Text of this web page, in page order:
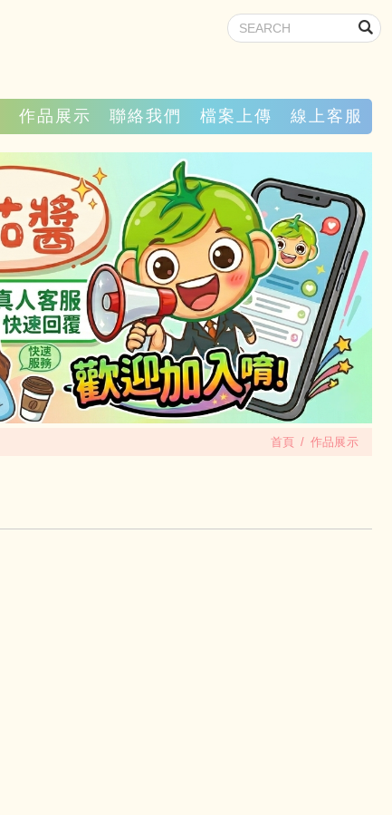
作品展示 聯絡我們 檔案上傳 線上客服
首頁 作品展示